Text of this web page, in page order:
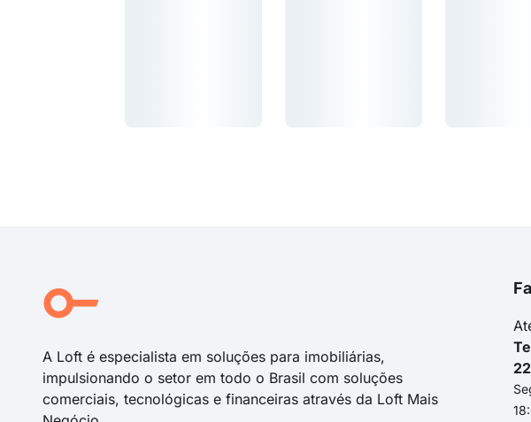
A Loft é especialista em soluções para imobiliárias,
impulsionando o setor em todo o Brasil com soluções
comerciais, tecnológicas e financeiras através da Loft Mais